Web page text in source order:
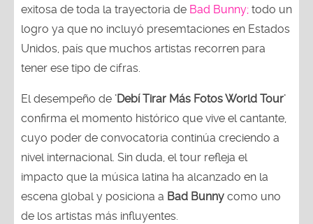
exitosa de toda la trayectoria de Bad Bunny; todo un
logro ya que no incluyó presemtaciones en Estados
Unidos, país que muchos artistas recorren para
tener ese tipo de cifras.
El desempeño de 'Debí Tirar Más Fotos World Tour'
confirma el momento histórico que vive el cantante,
cuyo poder de convocatoria continúa creciendo a
nivel internacional. Sin duda, el tour refleja el
impacto que la música latina ha alcanzado en la
escena global y posiciona a Bad Bunny como uno
de los artistas más influyentes.